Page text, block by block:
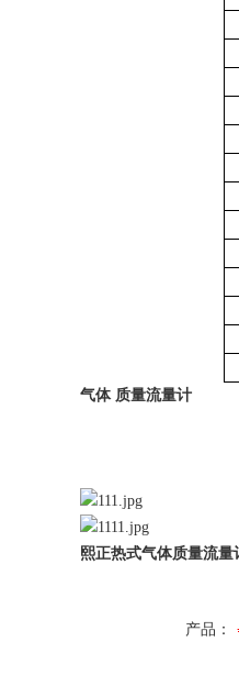
气体 质量流量计
熙正热式气体质量流
产品：